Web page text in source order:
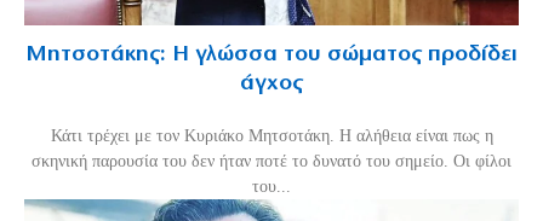
Μητσοτάκης: Η γλώσσα του σώματος προδίδει
άγχος
Κάτι τρέχει με τον Κυριάκο Μητσοτάκη. Η αλήθεια είναι πως η
σκηνική παρουσία του δεν ήταν ποτέ το δυνατό του σημείο. Οι φίλοι
του...